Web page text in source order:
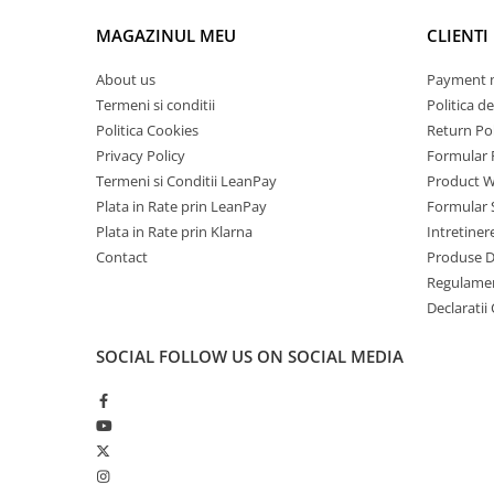
Tablets Doogee
Hotwav Products
Mobile Phones Hotwav
Unihertz Products
Mobile Phones Unihertz
Tablets Unihertz
Blackview Products
Mobile Phones Blackview
Fossibot Products
Tablets Fossibot
Oukitel Products
Mobile Phones Oukitel
Friteuza cu panou digital și AI integrat
Manual de utilizare
iHunt Bro Air Fryer AI Chef – friteuza cu aer cald
rețetă.
MAGAZINUL MEU
About us
Termeni si conditii
Politica Cookies
Privacy Policy
Termeni si Conditii LeanPay
Plata in Rate prin LeanPay
Plata in Rate prin Klarna
Contact
CLIENTI
Payment
Politica
Return
Formular
Product
Formular
Produse
SOCIAL FOLLOW US ON SOCIAL MEDIA